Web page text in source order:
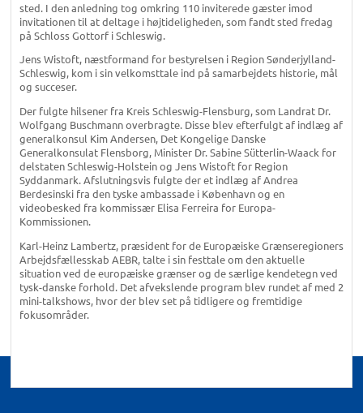
sted. I den anledning tog omkring 110 inviterede gæster imod
invitationen til at deltage i højtideligheden, som fandt sted fredag ​​
på Schloss Gottorf i Schleswig.
Jens Wistoft, næstformand for bestyrelsen i Region Sønderjylland-
Schleswig, kom i sin velkomsttale ind på samarbejdets historie, mål
og succeser.
Der fulgte hilsener fra Kreis Schleswig-Flensburg, som Landrat Dr.
Wolfgang Buschmann overbragte. Disse blev efterfulgt af indlæg af
generalkonsul Kim Andersen, Det Kongelige Danske
Generalkonsulat Flensborg, Minister Dr. Sabine Sütterlin-Waack for
delstaten Schleswig-Holstein og Jens Wistoft for Region
Syddanmark. Afslutningsvis fulgte der et indlæg af Andrea
Berdesinski fra den tyske ambassade i København og en
videobesked fra kommissær Elisa Ferreira for Europa-
Kommissionen.
Karl-Heinz Lambertz, præsident for de Europæiske Grænseregioners
Arbejdsfællesskab AEBR, talte i sin festtale om den aktuelle
situation ved de europæiske grænser og de særlige kendetegn ved
tysk-danske forhold. Det afvekslende program blev rundet af med 2
mini-talkshows, hvor der blev set på tidligere og fremtidige
fokusområder.